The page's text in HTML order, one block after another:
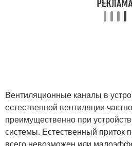
Вентиляционные каналы в
естественной вентиляции
преимущественно при
системы. Естественный приток